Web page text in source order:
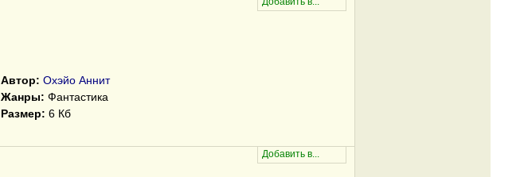
Автор: Охэйо Аннит
Жанры: Фантастика
Размер: 6 Кб